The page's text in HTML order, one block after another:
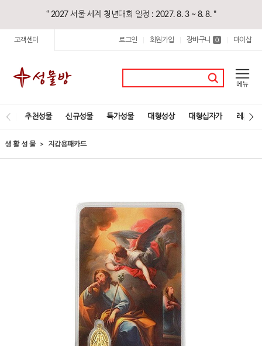
“ 2027 서울 세계 청년대회 일정 : 2027. 8. 3 ~ 8. 8. "
고객센터 로그인 회원가입 장바구니 0 마이샵
추천성물 신규성물 특가성물 대형성상 대형십자가 레지오
생 활 성 물 지갑용패카드